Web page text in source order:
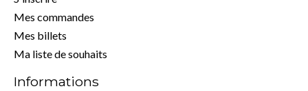
Mes commandes
Mes billets
Ma liste de souhaits
Informations